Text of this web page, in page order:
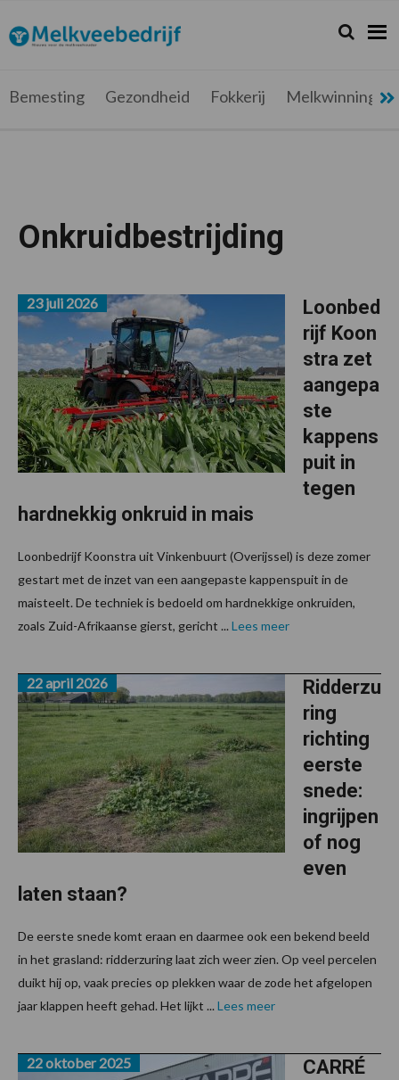
de
hoofdnavigatie
de
hoofd
de
voettekst
Melkveebedrijf.be
Nieuws
melkveehouder
Zoeken...
Zoek
Bemesting Gezondheid Fokkerij Melkwinning
Onkruidbestrijding
Loonbed
rijf Koon
stra zet
aangepa
ste
kappens
puit in
tegen
hardnekkig onkruid in mais
23 juli 2026
Loonbedrijf Koonstra uit Vinkenbuurt (Overijssel) is deze zomer
gestart met de inzet van een aangepaste kappenspuit in de
maisteelt. De techniek is bedoeld om hardnekkige onkruiden,
zoals Zuid-Afrikaanse gierst, gericht ... Lees meer
Ridderzu
ring
richting
eerste
snede:
ingrijpen
of nog
even
laten staan?
22 april 2026
De eerste snede komt eraan en daarmee ook een bekend beeld
in het grasland: ridderzuring laat zich weer zien. Op veel percelen
duikt hij op, vaak precies op plekken waar de zode het afgelopen
jaar klappen heeft gehad. Het lijkt ... Lees meer
CARRÉ
22 oktober 2025